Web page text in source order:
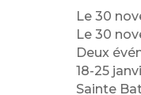
Le 30
Le 30
Deux
18-25
Sainte